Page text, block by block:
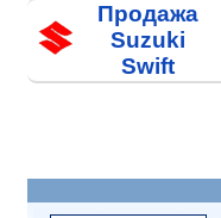
Продажа
Suzuki
Swift